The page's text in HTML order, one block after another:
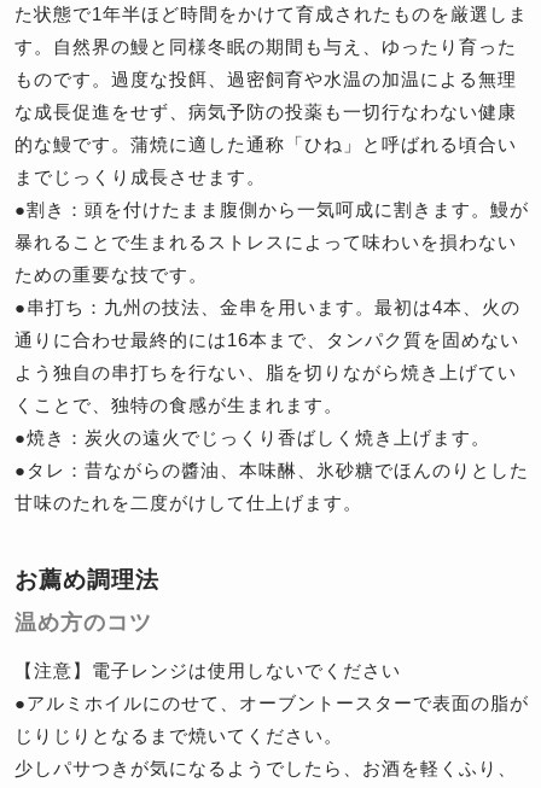
た状態で1年半ほど時間をかけて育成されたものを厳選しま
す。自然界の鰻と同様冬眠の期間も与え、ゆったり育った
ものです。過度な投餌、過密飼育や水温の加温による無理
な成長促進をせず、病気予防の投薬も一切行なわない健康
的な鰻です。蒲焼に適した通称「ひね」と呼ばれる頃合い
までじっくり成長させます。
●割き：頭を付けたまま腹側から一気呵成に割きます。鰻が
暴れることで生まれるストレスによって味わいを損わない
ための重要な技です。
●串打ち：九州の技法、金串を用います。最初は4本、火の
通りに合わせ最終的には16本まで、タンパク質を固めない
よう独自の串打ちを行ない、脂を切りながら焼き上げてい
くことで、独特の食感が生まれます。
●焼き：炭火の遠火でじっくり香ばしく焼き上げます。
●タレ：昔ながらの醬油、本味醂、氷砂糖でほんのりとした
甘味のたれを二度がけして仕上げます。
お薦め調理法
温め方のコツ
【注意】電子レンジは使用しないでください
●アルミホイルにのせて、オーブントースターで表面の脂が
じりじりとなるまで焼いてください。
少しパサつきが気になるようでしたら、お酒を軽くふり、